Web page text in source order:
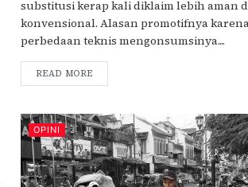
substitusi kerap kali diklaim lebih aman
konvensional. Alasan promotifnya
perbedaan teknis mengonsumsinya....
READ MORE
OPINI